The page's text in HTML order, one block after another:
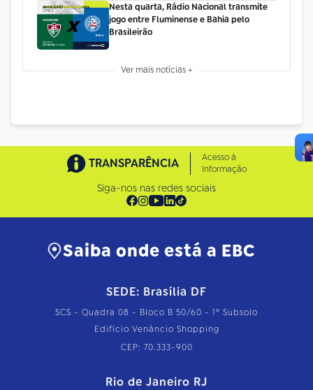
Nesta quarta, Rádio Nacional transmite
jogo entre Fluminense e Bahia pelo
Brasileirão
Ver mais notícias +
TRANSPARÊNCIA
Acesso à
Informação
Siga-nos nas redes sociais
Saiba onde está a EBC
SEDE: Brasília DF
SCS - Quadra 08 - Bloco B 50/60 - 1º Subsolo
Edifício Venâncio Shopping
CEP: 70.333-900
Rio de Janeiro RJ